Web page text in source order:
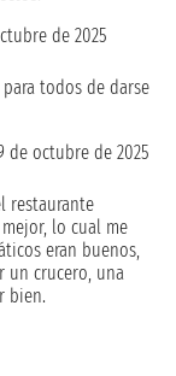
de 2025
todos de darse
de octubre de 2025
restaurante
lo cual me
eran buenos,
un crucero, una
bien.